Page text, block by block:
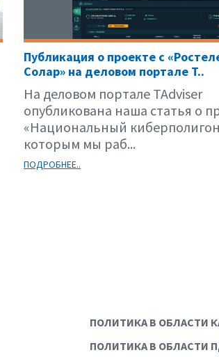
Публикация о проекте с
Солар» на деловом портале T..
На деловом портале TAdviser
опубликована наша статья о
«Национальный
которым мы раб...
ПОДРОБНЕЕ..
ПОЛИТИКА В ОБЛАСТИ
ПОЛИТИКА В ОБЛАСТИ